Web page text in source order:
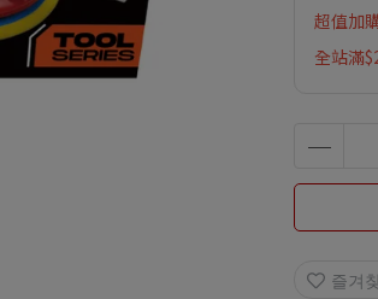
超值加
全站滿
즐겨